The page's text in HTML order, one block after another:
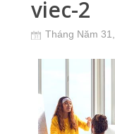
viec-2
Tháng Năm